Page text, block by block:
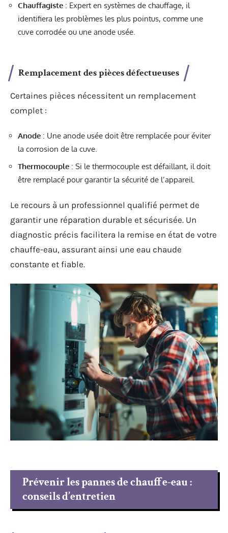
Chauffagiste : Expert en systèmes de chauffage, il
identifiera les problèmes les plus pointus, comme une
cuve corrodée ou une anode usée.
Remplacement des pièces défectueuses
Certaines pièces nécessitent un remplacement
complet :
Anode : Une anode usée doit être remplacée pour éviter
la corrosion de la cuve.
Thermocouple : Si le thermocouple est défaillant, il doit
être remplacé pour garantir la sécurité de l’appareil.
Le recours à un professionnel qualifié permet de
garantir une réparation durable et sécurisée. Un
diagnostic précis facilitera la remise en état de votre
chauffe-eau, assurant ainsi une eau chaude
constante et fiable.
Prévenir les pannes de chauffe-eau :
conseils d’entretien